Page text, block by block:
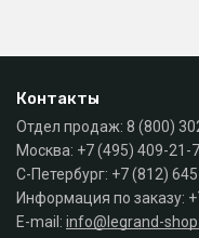
Контакты
Отдел продаж: 8 (800)
Москва: +7 (495) 409-21-
С-Петербург: +7 (812)
Информация по заказу:
E-mail: info@legrand-